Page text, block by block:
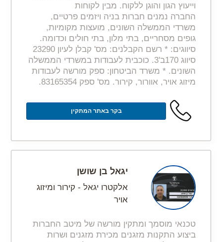
וייעוץ הגון והוגן ללקוח. מבין לקוחות
החברה נמנים חברות בניה ויזמים פרטיים,
משרדי הממשלה השונים, מועצות מקומיות,
גופים מסחריים, בתי מלון, בתי חולים וכדומה.
סיווגים: * רשם הקבלנים: מס' קבלן לעיון 23290
סיווג 170ב'3. כוכבית לעבודות במשרדי הממשלה
השונים. * משרד הביטחון: ספק מורשה לעבודות
מיזוג אויר, אוורור, קירור. מס' ספק 83165354.
בקר באתר המתקין
יגאל בן שושן
אלקטרו יגאל - קירור ומיזוג
אויר
טכנאי מוסמך ומתקין מורשה של מיטב החברות
ביצוע התקנות מזגנים מכירת מזגנים ושרות